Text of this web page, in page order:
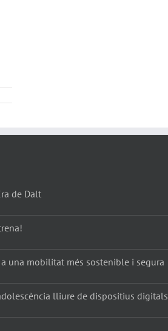
de Dalt
una mobilitat més sostenible i segura
lliure de dispositius digitals